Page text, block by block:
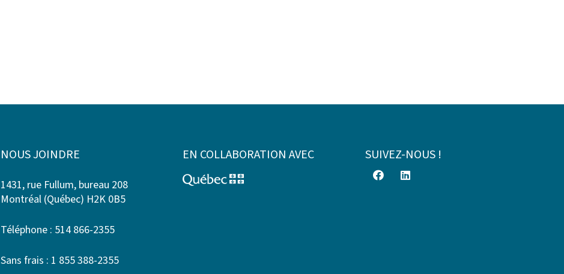
NOUS JOINDRE
1431, rue Fullum, bureau 208
Montréal (Québec) H2K 0B5
Téléphone : 514 866-2355
Sans frais : 1 855 388-2355
EN COLLABORATION AVEC SUIVEZ-NOUS !